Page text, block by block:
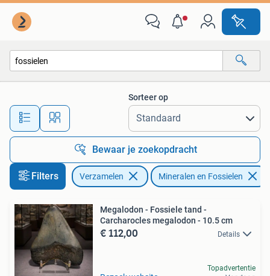
Alle afstanden…
Sorteer op
Bewaar je zoekopdracht
Filters Verzamelen Mineralen en Fossielen
Megalodon - Fossiele tand -
Carcharocles megalodon - 10.5 cm
€ 112,00 Details
Topadvertentie